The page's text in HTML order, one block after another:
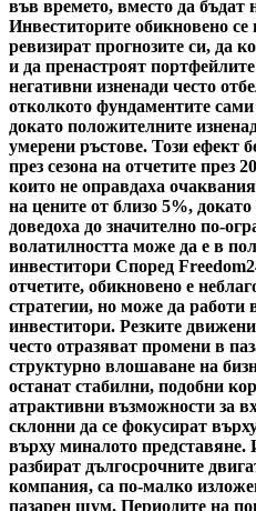
във времето, вместо да бъдат
Инвеститорите обикновено се
ревизират прогнозите си, да
и да пренастроят
негативни изненади често
отколкото фундаментите
докато положителните
умерени ръстове. Този ефект
през сезона на отчетите през
които не оправдаха
на цените от близо 5%,
доведоха до значително по-
волатилността може да е в
инвеститори Според
отчетите, обикновено е
стратегии, но може да работи
инвеститори. Резките
често отразяват промени в
структурно влошаване на
останат стабилни, подобни
атрактивни възможности за
склонни да се фокусират
върху миналото представяне.
разбират дългосрочните
компания, са по-малко
пазарен шум. Периодите на